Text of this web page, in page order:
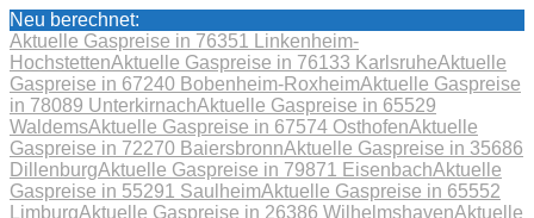
Neu berechnet:
Aktuelle Gaspreise in 76351 Linkenheim-
HochstettenAktuelle Gaspreise in 76133 KarlsruheAktuelle
Gaspreise in 67240 Bobenheim-RoxheimAktuelle Gaspreise
in 78089 UnterkirnachAktuelle Gaspreise in 65529
WaldemsAktuelle Gaspreise in 67574 OsthofenAktuelle
Gaspreise in 72270 BaiersbronnAktuelle Gaspreise in 35686
DillenburgAktuelle Gaspreise in 79871 EisenbachAktuelle
Gaspreise in 55291 SaulheimAktuelle Gaspreise in 65552
LimburgAktuelle Gaspreise in 26386 WilhelmshavenAktuelle